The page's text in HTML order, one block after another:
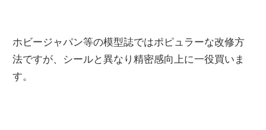
ホビージャパン等の模型誌ではポピュラーな改修方
法ですが、シールと異なり精密感向上に一役買いま
す。